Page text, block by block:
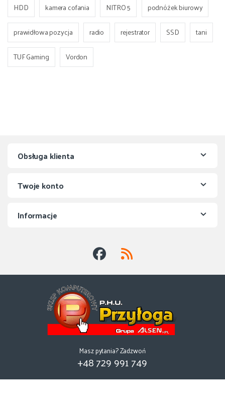
HDD
kamera cofania NITRO 5
podnóżek biurowy
prawidłowa pozycja
radio rejestrator SSD
tani
TUF Gaming
Vordon
Obsługa klienta
Twoje konto
Informacje
Masz pytania? Zadzwoń
+48 729 991 749